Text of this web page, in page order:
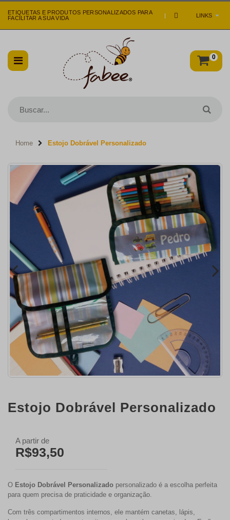
LINKS
ETIQUETAS E PRODUTOS PERSONALIZADOS PARA
FACILITAR A SUA VIDA
|
0
Home Estojo Dobrável Personalizado
Estojo Dobrável Personalizado
A partir de
R$93,50
O Estojo Dobrável Personalizado personalizado é a escolha perfeita
para quem precisa de praticidade e organização.
Com três compartimentos internos, ele mantém canetas, lápis,